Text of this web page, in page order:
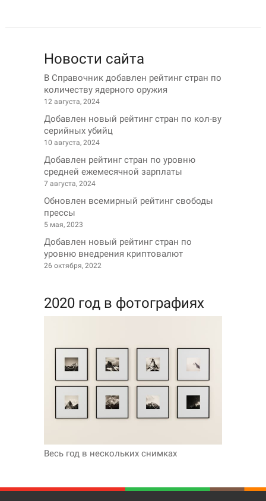
Новости сайта
В Справочник добавлен рейтинг стран по
количеству ядерного оружия
12 августа, 2024
Добавлен новый рейтинг стран по кол-ву
серийных убийц
10 августа, 2024
Добавлен рейтинг стран по уровню
средней ежемесячной зарплаты
7 августа, 2024
Обновлен всемирный рейтинг свободы
прессы
5 мая, 2023
Добавлен новый рейтинг стран по
уровню внедрения криптовалют
26 октября, 2022
2020 год в фотографиях
Весь год в нескольких снимках